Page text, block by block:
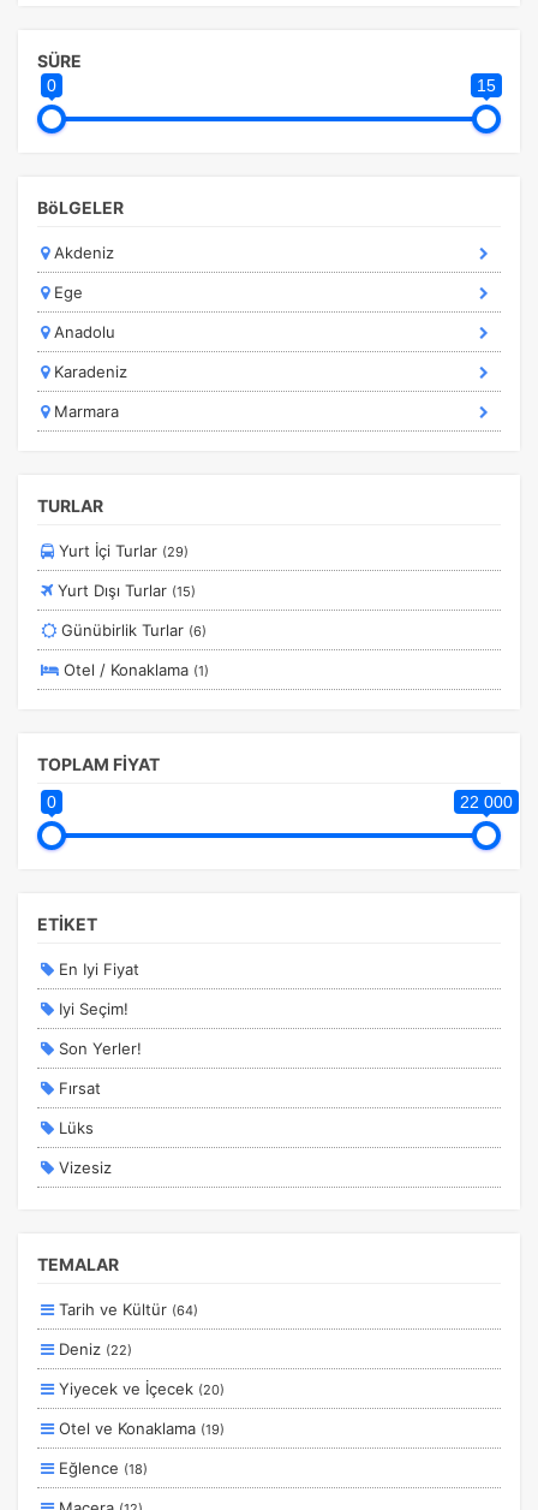
gereklidir. Bu çerezler olmadan site düzgün çalışmaz ve
İstatistik Çerezleri
Ziyaretçilerin siteyi nasıl kullandığını anonim olarak
kullanıcıların nerede zorluk yaşadığını anlamamıza
yardımcı olur.
kullanılır. Kapatırsanız reklamları görmeye devam
Tercihleri Kaydet
SÜRE
0 15
BöLGELER
Akdeniz
Ege
Anadolu
Karadeniz
Marmara
TURLAR
Yurt İçi Turlar (29)
Yurt Dışı Turlar (15)
Günübirlik Turlar (6)
Otel / Konaklama (1)
TOPLAM FİYAT
0 22 000
ETİKET
En Iyi Fiyat
Iyi Seçim!
Son Yerler!
Fırsat
Lüks
Vizesiz
Planlanan
Otobüs Ile
Uçak Ile
Ekstralar Dahil
TEMALAR
Tarih ve Kültür (64)
Deniz (22)
Yiyecek ve İçecek (20)
Otel ve Konaklama (19)
Eğlence (18)